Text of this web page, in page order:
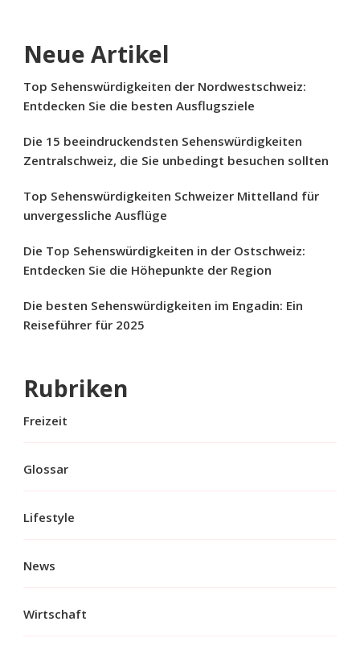
Neue Artikel
Top Sehenswürdigkeiten der Nordwestschweiz:
Entdecken Sie die besten Ausflugsziele
Die 15 beeindruckendsten Sehenswürdigkeiten
Zentralschweiz, die Sie unbedingt besuchen sollten
Top Sehenswürdigkeiten Schweizer Mittelland für
unvergessliche Ausflüge
Die Top Sehenswürdigkeiten in der Ostschweiz:
Entdecken Sie die Höhepunkte der Region
Die besten Sehenswürdigkeiten im Engadin: Ein
Reiseführer für 2025
Rubriken
Freizeit
Glossar
Lifestyle
News
Wirtschaft